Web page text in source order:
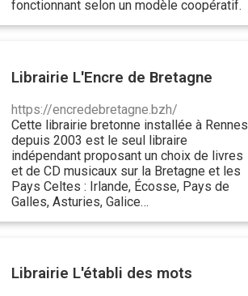
fonctionnant selon un modèle coopératif.
Librairie L'Encre de Bretagne
https://encredebretagne.bzh/
Cette librairie bretonne installée à Rennes
depuis 2003 est le seul libraire
indépendant proposant un choix de livres
et de CD musicaux sur la Bretagne et les
Pays Celtes : Irlande, Écosse, Pays de
Galles, Asturies, Galice…
Librairie L'établi des mots